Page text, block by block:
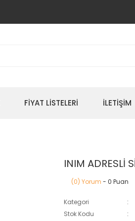
FIYAT LISTELERI İLETIŞIM
INIM ADRESLİ
(0) Yorum - 0 Puan
Kategori
Stok Kodu